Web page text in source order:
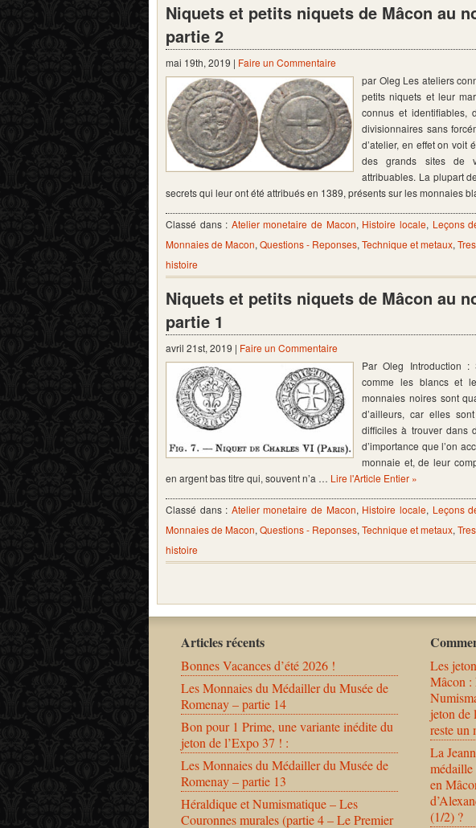
Niquets et petits niquets de Mâcon au
partie 2
mai 19th, 2019 | Faire un Commentaire
par Oleg Les ateliers
petits niquets et leur
connus et identifiables,
divisionnaires sans
d’atelier, en effet on voit
des grands sites de
attribuables. La plupart
secrets qui leur ont été attribués en 1389, présents sur les monnaies
Classé dans : Atelier monetaire de Macon, Histoire locale, Leçons
Monnaies de Macon, Questions - Reponses, Technique et metaux,
histoire
Niquets et petits niquets de Mâcon au
partie 1
avril 21st, 2019 | Faire un Commentaire
Par Oleg Introduction
comme les blancs et
monnaies noires sont
d’ailleurs, car elles
difficiles à trouver dans
d’importance que l’on
monnaie et, de leur
en argent bas titre qui, souvent n’a … Lire l'Article Entier »
Classé dans : Atelier monetaire de Macon, Histoire locale, Leçons
Monnaies de Macon, Questions - Reponses, Technique et metaux,
histoire
Articles récents
Bonnes Vacances d’été 2026 !
Les Monnaies du Médailler du Musée de
Romenay – partie 14
Bon pour 1 Prime, une variante inédite du
jeton de l’Expo 37 ! :
Les Monnaies du Médailler du Musée de
Romenay – partie 13
Héraldique et Numismatique – Les
Couronnes murales (partie 4 – Le Premier
Les
Mâcon :
jeton de
reste un
La
en
(1/2) ?